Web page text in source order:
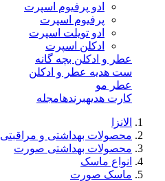
ادو پرفیوم اسپرت
پرفیوم اسپرت
ادو تویلت اسپرت
ادکلن اسپرت
عطر و ادکلن بچه گانه
ست هدیه عطر و ادکلن
عطر مو
کارت هدیهبرندهامجله
الانزا
محصولات بهداشتی و مراقبتی
محصولات بهداشتی صورت
انواع ماسک
ماسک صورت